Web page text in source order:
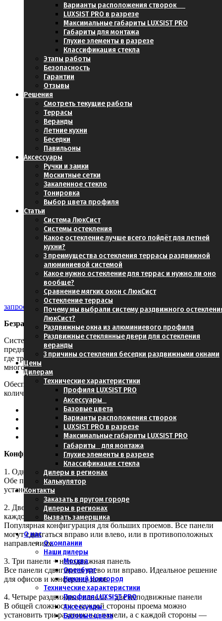
Варианты расположения створок
LUXSIST PRO в разрезе
Максимальные габариты LUXSIST PRO
Габариты для монтажа
Глухие элементы в разрезе
Классификация стекла
Этапы работы
Безопасность
Гарантии
Отзывы
Решения
Смотреть текущие работы
Террасы
Веранды
Летние кухни
Беседки
Павильоны
Аксессуары
Ручки и замки
Москитные сетки
Закаленное стекло
Тонировка
Выбор цвета профиля
Статьи
Система ЛюкСист
Системы остекления
Какое остекление лучше всего пойдёт для летней
кухни?
3 преимущества остекления террасы раздвижной
алюминиевой системой
Какое нужно остекление для террас и нужно ли оно
вообще?
Сравнение мягких окон с ЛюкСист
Остекление террасы
Почему мы выбрали систему раздвижного
ЛюкСист?
Раздвижные окна из алюминиевого профиля
Раздвижные стеклянные двери для остекления
веранды
3 причины остекления беседки раздвижными окнами
Цены
Дилерам
Технические характеристики
Профиля LUXSIST PRO
Аксессуары
Базовые цвета
Варианты расположения створок
LUXSIST PRO в разрезе
Максимальные габариты LUXSIST PRO
Габариты для монтажа
Глухие элементы в разрезе
Классификация стекла
Дилеры в регионах
Калькулятор
Контакты
Заказать в другом городе
Дилеры в регионах
Вызвать замерщика
О нас
О компании
Наши дилеры
Москва
Оренбург
Нижний Новгород
Технические характеристики
Профиля LUXSIST PRO
Аксессуары
Базовые цвета
запросить презентацию
Безрамная раздвижная стеклянная система SGL-1116
Система раздвижного остекления с нижней направляющей,
предназначенная для внутреннего и наружного применения,
где требуется надежность, плавная работа и масштабируемые
многопанельные конфигурации.
Обеспечивает покрытие больших площадей неограниченным
количеством панелей.
Закаленное стекло 3/8 дюйма или 1/2 дюйма
Минимальная рама только сверху и снизу
Самая незаметная нижняя направляющая на рынке
Изящный и современный дизайн
Конфигурация системы
1. Одна раздвижная панель + неподвижная панель
Обе панели могут сдвигаться влево и вправо, если не
установлен ограничитель.
2. Две раздвижные панели + две неподвижные панели с
каждой стороны
Популярная конфигурация для больших проемов. Все панели
могут сдвигаться вправо или влево, или в противоположных
направлениях.
3. Три панели + неподвижная панель
Все панели сдвигаются влево или вправо. Идеальное решение
для офисов и конференц-залов
4. Четыре раздвижные панели + две неподвижные панели
В общей сложности с каждой стороны проема можно
установить три раздвижные панели, а с каждой стороны —